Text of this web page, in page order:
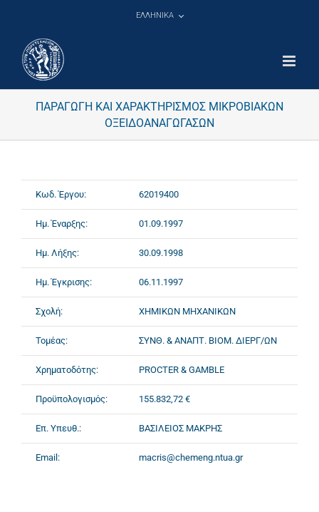
ΕΛΛΗΝΙΚΑ
ΠΑΡΑΓΩΓΗ ΚΑΙ ΧΑΡΑΚΤΗΡΙΣΜΟΣ ΜΙΚΡΟΒΙΑΚΩΝ
ΟΞΕΙΔΟΑΝΑΓΩΓΑΣΩΝ
Κωδ. Έργου: 62019400
Ημ. Έναρξης: 01.09.1997
Ημ. Λήξης: 30.09.1998
Ημ. Έγκρισης: 06.11.1997
Σχολή: ΧΗΜΙΚΩΝ ΜΗΧΑΝΙΚΩΝ
Τομέας: ΣΥΝΘ. & ΑΝΑΠΤ. ΒΙΟΜ. ΔΙΕΡΓ/ΩΝ
Χρηματοδότης: PROCTER & GAMBLE
Προϋπολογισμός: 155.832,72 €
Επ. Υπευθ.: ΒΑΣΙΛΕΙΟΣ ΜΑΚΡΗΣ
Email: macris@chemeng.ntua.gr